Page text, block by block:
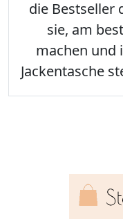
die Bestseller
sie, am
machen und
Jackentasche